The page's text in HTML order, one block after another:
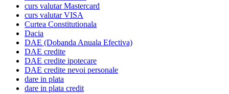
curs valutar Mastercard
curs valutar VISA
Curtea Constitutionala
Dacia
DAE (Dobanda Anuala Efectiva)
DAE credite
DAE credite ipotecare
DAE credite nevoi personale
dare in plata
dare in plata credit